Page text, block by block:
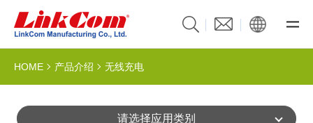
HOME 产品介绍 无线充电
请选择应用类别